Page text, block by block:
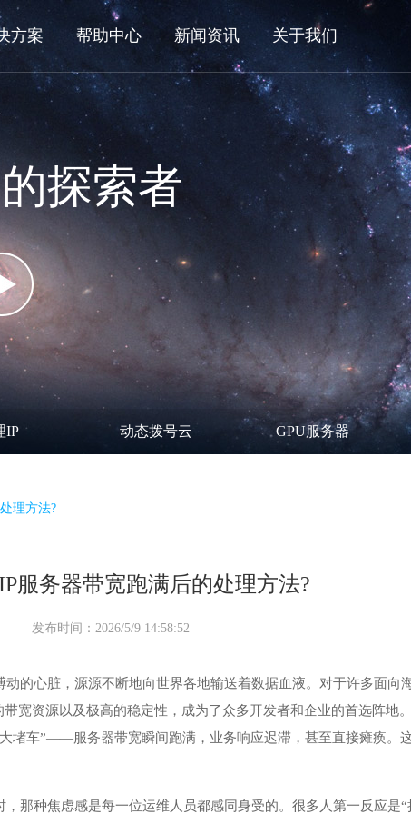
方案 帮助中心 新闻资讯 关于我们
探索者
IP 动态拨号云 GPU服务器
理方法?
服务器带宽跑满后的处理方法?
发布时间：2026/5/9 14:58:52
的心脏，源源不断地向世界各地输送着数据血液。对于许多面向
宽资源以及极高的稳定性，成为了众多开发者和企业的首选阵地
堵车”——服务器带宽瞬间跑满，业务响应迟滞，甚至直接瘫痪。
那种焦虑感是每一位运维人员都感同身受的。很多人第一反应是